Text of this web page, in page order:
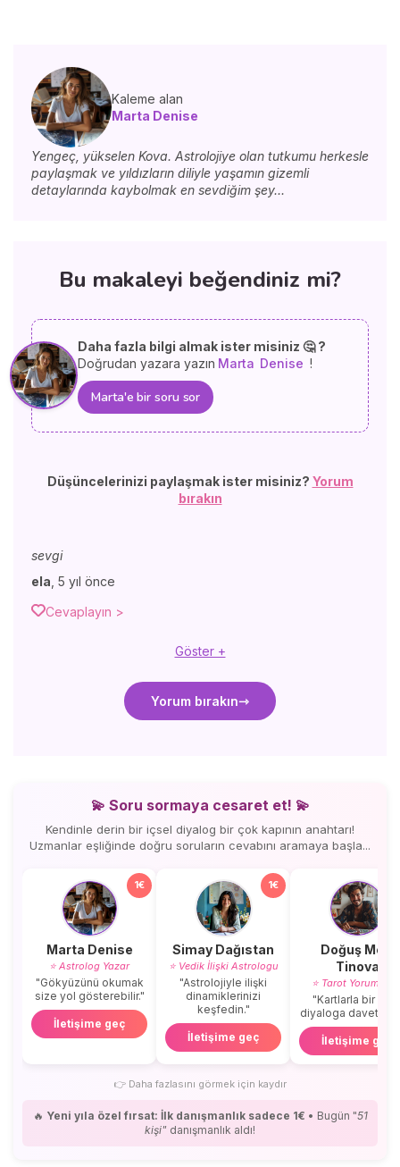
Kaleme alan
Marta Denise
Yengeç, yükselen Kova. Astrolojiye olan tutkumu herkesle
paylaşmak ve yıldızların diliyle yaşamın gizemli
detaylarında kaybolmak en sevdiğim şey...
Bu makaleyi beğendiniz mi?
Daha fazla bilgi almak ister misiniz 🤔 ?
Doğrudan yazara yazın Marta Denise !
Marta'e bir soru sor
Düşüncelerinizi paylaşmak ister misiniz? Yorum
bırakın
sevgi
ela 5 yıl önce
Cevaplayın >
Göster +
Yorum bırakın
💫 Soru sormaya cesaret et! 💫
Kendinle derin bir içsel diyalog bir çok kapının anahtarı!
Uzmanlar eşliğinde doğru soruların cevabını aramaya başla...
1€
Marta Denise
⭐ Astrolog Yazar
"Gökyüzünü okumak
size yol gösterebilir."
İletişime geç
1€
Simay Dağıstan
⭐ Vedik İlişki Astrologu
"Astrolojiyle ilişki
dinamiklerinizi
keşfedin."
İletişime geç
Doğuş Mert
Tinova
⭐ Tarot
"Kartlarla bir
diyaloga
İletişime geç
👉Daha fazlasını görmek için kaydır
🔥 Yeni yıla özel fırsat: İlk danışmanlık sadece 1€ • Bugün "51
kişi" danışmanlık aldı!